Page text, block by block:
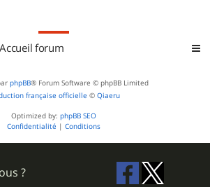
Accueil forum
phpBB® Forum Software © phpBB Limited
française officielle © Qiaeru
Optimized by: phpBB SEO
Confidentialité | Conditions
?